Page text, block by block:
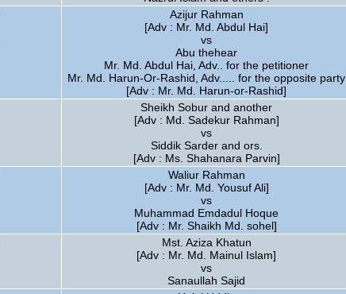
Azijur Rahman
[Adv : Mr. Md. Abdul Hai]
vs
Abu thehear
Mr. Md. Abdul Hai, Adv.. for the petitioner
Mr. Md. Harun-Or-Rashid, Adv..... for the opposite party
[Adv : Mr. Md. Harun-or-Rashid]
Sheikh Sobur and another
[Adv : Md. Sadekur Rahman]
vs
Siddik Sarder and ors.
[Adv : Ms. Shahanara Parvin]
Waliur Rahman
[Adv : Mr. Md. Yousuf Ali]
vs
Muhammad Emdadul Hoque
[Adv : Mr. Shaikh Md. sohel]
Mst. Aziza Khatun
[Adv : Mr. Md. Mainul Islam]
vs
Sanaullah Sajid